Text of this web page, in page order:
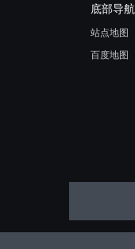
底部导航
站点地图
百度地图